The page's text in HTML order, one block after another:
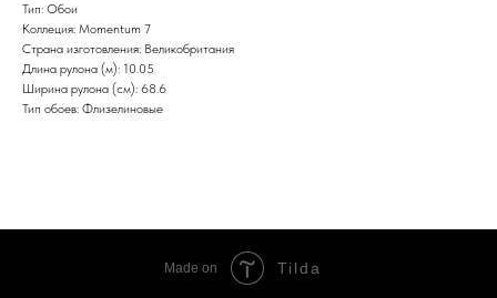
Тип: Обои
Коллеция: Momentum 7
Страна изготовления: Великобритания
Длина рулона (м): 10.05
Ширина рулона (см): 68.6
Тип обоев: Флизелиновые
Made on Tilda